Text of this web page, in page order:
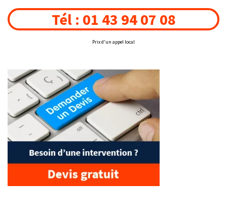
Tél : 01 43 94 07 08
Prix d'un appel local